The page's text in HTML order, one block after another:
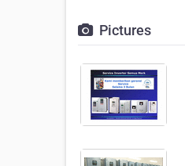
Pictures